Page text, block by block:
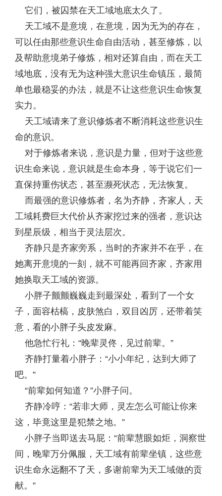
它们，被囚禁在天工域地底太久了。
天工域不是意境，在意境，因为无为的存在，
可以任由那些意识生命自由活动，甚至修炼，以
及帮助意境弟子修炼，相对还算自由，而在天工
域地底，没有无为这种强大意识生命镇压，最简
单也最稳妥的办法，就是不让这些意识生命恢复
实力。
天工域请来了意识修炼者不断消耗这些意识生
命的意识。
对于修炼者来说，意识是力量，但对于这些意
识生命来说，意识就是生命本身，等于说它们一
直保持重伤状态，甚至濒死状态，无法恢复。
而最强的意识修炼者，名为齐静，齐家人，天
工域耗费巨大代价从齐家挖过来的强者，意识达
到星辰级，相当于灵法层次。
齐静只是齐家旁系，当时的齐家并不在乎，在
她离开意境的一刻，就不可能再回齐家，齐家用
她换取天工域的资源。
小胖子颤颤巍巍走到最深处，看到了一个女
子，面容枯槁，皮肤煞白，双目凶厉，还带着笑
意，看的小胖子头皮发麻。
他急忙行礼：“晚辈灵佟，见过前辈。”
齐静打量着小胖子：“小小年纪，达到大师了
吧。”
“前辈如何知道？”小胖子问。
齐静冷哼：“若非大师，灵左怎么可能让你来
这，毕竟这里是犯禁之地。”
小胖子当即送去马屁：“前辈慧眼如炬，洞察世
间，晚辈万分佩服，天工域有前辈坐镇，这些意
识生命永远翻不了天，多谢前辈为天工域做的贡
献。”